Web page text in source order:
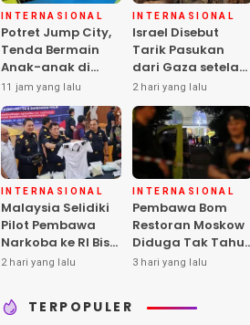
INTERNASIONAL
Potret Jump City,
Tenda Bermain
Anak-anak di
Tengah Perang
Gaza
11 jam yang lalu
INTERNASIONAL
Israel Disebut
Tarik Pasukan
dari Gaza setelah
Hamas Selesai
Serahkan Senjata
2 hari yang lalu
INTERNASIONAL
Malaysia Selidiki
Pilot Pembawa
Narkoba ke RI Bisa
Lolos Pemeriksaan
2 hari yang lalu
INTERNASIONAL
Pembawa Bom
Restoran Moskow
Diduga Tak Tahu
Isi Paket, 2 Orang
3 hari yang lalu
TERPOPULER